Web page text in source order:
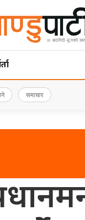
समाचार